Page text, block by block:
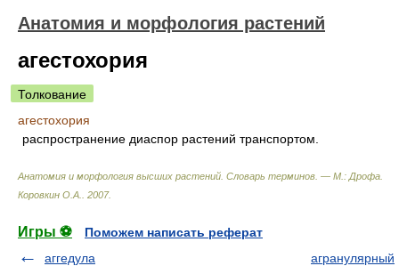
Анатомия и морфология растений
агестохория
Толкование
агестохория
распространение диаспор растений транспортом.
Анатомия и морфология высших растений. Словарь терминов. — М.: Дрофа
Коровкин О.А.
2007.
Игры ⚽
Поможем написать реферат
аггедула
агранулярный